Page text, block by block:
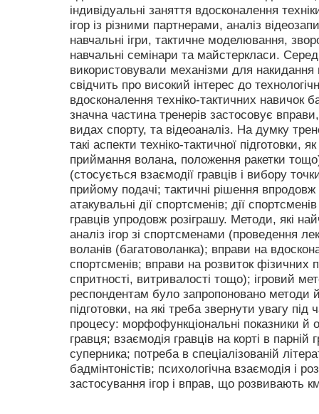
індивідуальні заняття вдосконалення
ігор із різними партнерами, аналіз
навчальні ігри, тактичне моделювання,
навчальні семінари та майстеркласи.
використовували механізми для накидання
свідчить про високий інтерес до
вдосконалення техніко-тактичних навичок
значна частина тренерів застосовує
видах спорту, та відеоаналіз. На думку
такі аспекти техніко-тактичної підготовки,
приймання волана, положення ракетки
(стосується взаємодії гравців і вибору
прийому подачі; тактичні рішення
атакувальні дії спортсменів; дії
гравців упродовж розіграшу. Методи, які
аналіз ігор зі спортсменами (проведення
воланів (багатоволанка); вправи на
спортсменів; вправи на розвиток фізичних
спритності, витривалості тощо); ігровий
респондентам було запропоновано методи й
підготовки, на які треба звернути увагу
процесу: морфофункціональні показники й
гравця; взаємодія гравців на корті в парній
суперника; потреба в спеціалізованій
бадмінтоністів; психологічна взаємодія і
застосування ігор і вправ, що розвивають